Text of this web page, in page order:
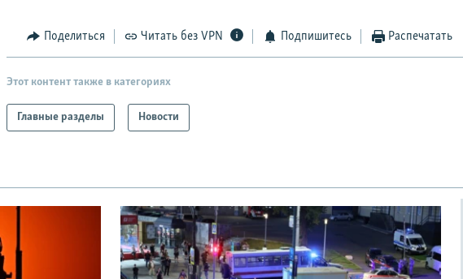
Поделиться Читать без VPN Подпишитесь Распечатать
Этот контент также в категориях
Главные разделы Новости